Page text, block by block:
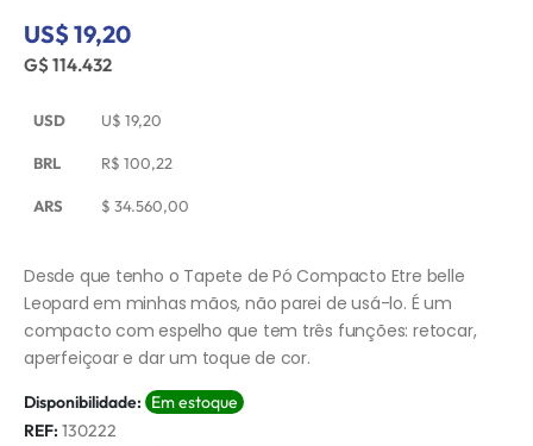
US$ 19,20
G$ 114.432
USD U$ 19,20
BRL R$ 100,22
ARS $ 34.560,00
Desde que tenho o Tapete de Pó Compacto Etre belle
Leopard em minhas mãos, não parei de usá-lo. É um
compacto com espelho que tem três funções: retocar,
aperfeiçoar e dar um toque de cor.
Disponibilidade: Em estoque
REF: 130222